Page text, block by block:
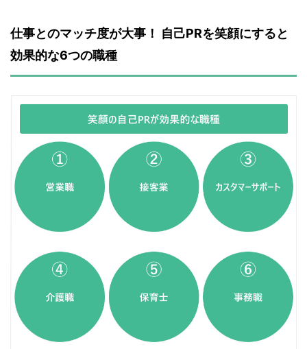
仕事とのマッチ度が大事！ 自己PRを笑顔にすると
効果的な6つの職種